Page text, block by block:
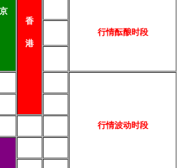
京
香
港
行情酝酿时段
行情波动时段